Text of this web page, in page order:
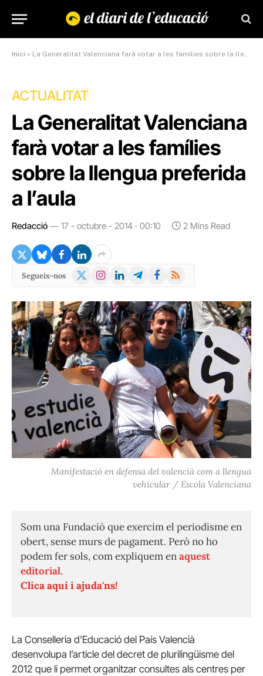
Inici » La Generalitat Valenciana farà votar a les famílies sobre la llengua preferida a l’aula
ACTUALITAT
La Generalitat Valenciana
farà votar a les famílies
sobre la llengua preferida
a l’aula
Redacció 17 - octubre - 2014 · 00:10 2 Mins Read
Segueix-nos
X
Instagram
LinkedInTelegramFacebook
RSS
Manifestació en defensa del valencià com a llengua
vehicular / Escola Valenciana
Som una Fundació que exercim el periodisme en
obert, sense murs de pagament. Però no ho
podem fer sols, com expliquem enaquest
editorial.
Clica aquí i ajuda'ns!
La Conselleria d’Educació del País Valencià
desenvolupa l’article del decret de plurilingüisme del
2012 que li permet organitzar consultes als centres per